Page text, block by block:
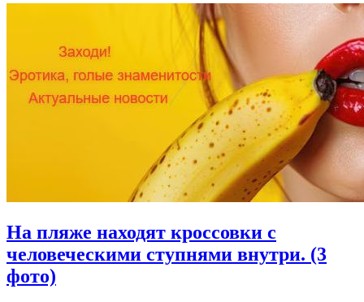
На пляже находят кроссовки с
человеческими ступнями внутри. (3
фото)